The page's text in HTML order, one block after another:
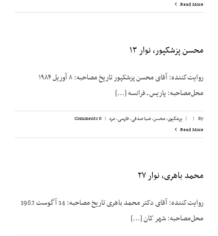
Read More
محسن پزشکپور، نوار ۱۳
روایت‌کننده: آقای محسن پزشک‎پور تاریخ مصاحبه: ۸ آوریل ۱۹۸۴
محل‌مصاحبه: پاریس ـ فرانسه [...]
By
|
| پزشکپور،‌ محسن,ضیا صدقی,فارسی,مرد |
0 Comments
Read More
محمد باهری، نوار ۲۷
روایت‌کننده: آقای دکتر محمد باهری تاریخ مصاحبه: 14 آگوست 1982
محل‌مصاحبه: شهر کان [...]